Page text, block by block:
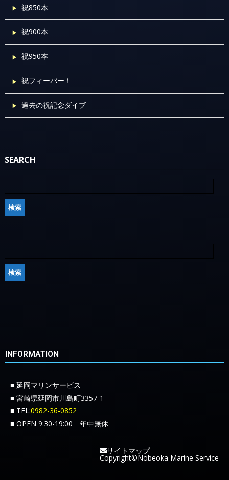
祝850本
祝900本
祝950本
祝フィーバー！
過去の祝記念ダイブ
SEARCH
INFORMATION
■ 延岡マリンサービス
■ 宮崎県延岡市川島町3357-1
■ TEL:0982-36-0852
■ OPEN 9:30-19:00 年中無休
サイトマップ
Copyright©Nobeoka Marine Service